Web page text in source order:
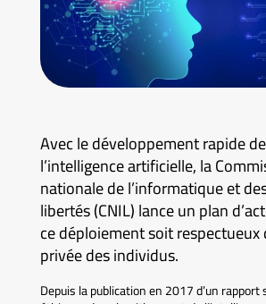
Avec le développement rapide
l’intelligence artificielle, la
nationale de l’informatique et
libertés (CNIL) lance un plan
ce déploiement soit respectueux
privée des individus.
Depuis la publication en 2017 d’un rapport